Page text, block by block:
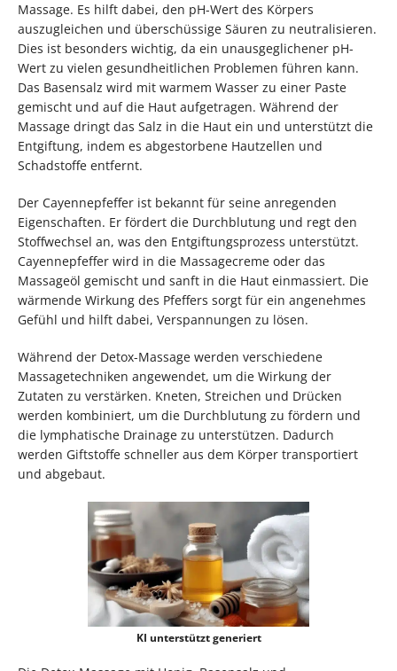
Massage. Es hilft dabei, den pH-Wert des Körpers
auszugleichen und überschüssige Säuren zu neutralisieren.
Dies ist besonders wichtig, da ein unausgeglichener pH-
Wert zu vielen gesundheitlichen Problemen führen kann.
Das Basensalz wird mit warmem Wasser zu einer Paste
gemischt und auf die Haut aufgetragen. Während der
Massage dringt das Salz in die Haut ein und unterstützt die
Entgiftung, indem es abgestorbene Hautzellen und
Schadstoffe entfernt.
Der Cayennepfeffer ist bekannt für seine anregenden
Eigenschaften. Er fördert die Durchblutung und regt den
Stoffwechsel an, was den Entgiftungsprozess unterstützt.
Cayennepfeffer wird in die Massagecreme oder das
Massageöl gemischt und sanft in die Haut einmassiert. Die
wärmende Wirkung des Pfeffers sorgt für ein angenehmes
Gefühl und hilft dabei, Verspannungen zu lösen.
Während der Detox-Massage werden verschiedene
Massagetechniken angewendet, um die Wirkung der
Zutaten zu verstärken. Kneten, Streichen und Drücken
werden kombiniert, um die Durchblutung zu fördern und
die lymphatische Drainage zu unterstützen. Dadurch
werden Giftstoffe schneller aus dem Körper transportiert
und abgebaut.
KI unterstützt generiert